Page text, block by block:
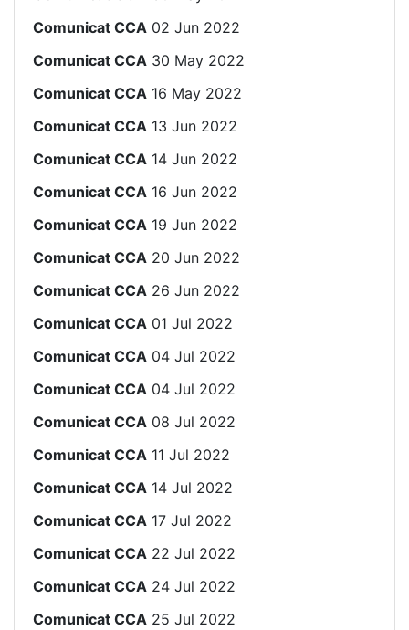
Comunicat CCA 02 Jun 2022
Comunicat CCA 30 May 2022
Comunicat CCA 16 May 2022
Comunicat CCA 13 Jun 2022
Comunicat CCA 14 Jun 2022
Comunicat CCA 16 Jun 2022
Comunicat CCA 19 Jun 2022
Comunicat CCA 20 Jun 2022
Comunicat CCA 26 Jun 2022
Comunicat CCA 01 Jul 2022
Comunicat CCA 04 Jul 2022
Comunicat CCA 04 Jul 2022
Comunicat CCA 08 Jul 2022
Comunicat CCA 11 Jul 2022
Comunicat CCA 14 Jul 2022
Comunicat CCA 17 Jul 2022
Comunicat CCA 22 Jul 2022
Comunicat CCA 24 Jul 2022
Comunicat CCA 25 Jul 2022